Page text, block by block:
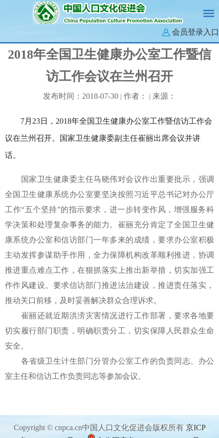
会员登录入口
2018年全国卫生健康办公室工作暨信
访工作会议在兰州召开
发布时间：2018-07-30 作者： 来源：
7月23日，2018年全国卫生健康办公室工作暨信访工作会
议在兰州召开。国家卫生健康委副主任崔丽出席会议并讲
话。
国家卫生健康委主任马晓伟对会议作出重要批示，强调
全国卫生健康系统办公室要坚决按照习近平总书记对办公厅
工作“五个坚持”的指示要求，进一步转变作风，增强服务科
学决策和处理复杂事务的能力。崔丽充分肯定了全国卫生健
康系统办公室和信访部门一年多来的成绩，要求办公室积极
主动发挥参谋助手作用，全力保障机构改革顺利推进，协调
推进重点难点工作，在狠抓落实上推出新举措，切实加强工
作作风建设。要求信访部门推进法治建设，推进责任落实，
推动关口前移，及时妥善解决群众合理诉求。
崔丽还就近期洪涝灾害情况进行工作部署，要求各地要
切实履行部门职责，明确职责分工，切实保障人民群众生命
安全。
各省级卫生计生部门分管办公室工作的负责同志、办公
室主任和信访工作负责同志等参加会议。
Copyright © cnpca.cn中国人口文化促进会版权所有 京ICP